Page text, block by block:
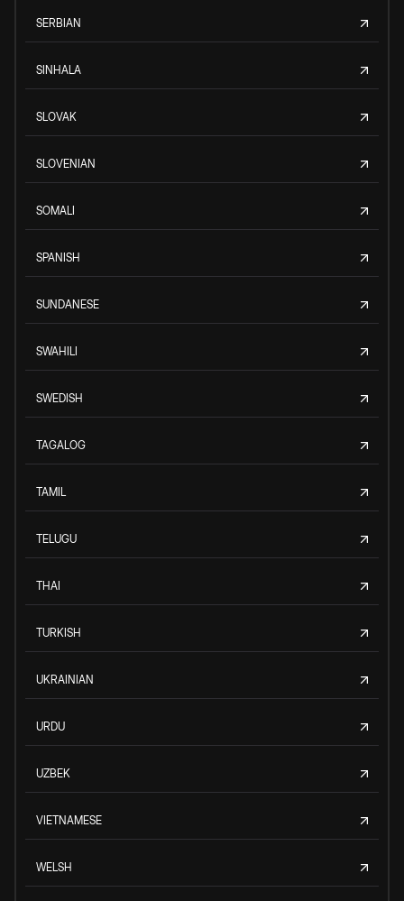
SERBIAN
SINHALA
SLOVAK
SLOVENIAN
SOMALI
SPANISH
SUNDANESE
SWAHILI
SWEDISH
TAGALOG
TAMIL
TELUGU
THAI
TURKISH
UKRAINIAN
URDU
UZBEK
VIETNAMESE
WELSH